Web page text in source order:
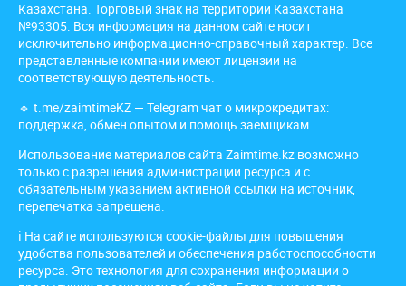
Казахстана. Торговый знак на территории Казахстана
№93305. Вся информация на данном сайте носит
исключительно информационно-справочный характер. Все
представленные компании имеют лицензии на
соответствующую деятельность.
🔹 t.me/zaimtimeKZ — Telegram чат о микрокредитах:
поддержка, обмен опытом и помощь заемщикам.
Использование материалов сайта Zaimtime.kz возможно
только с разрешения администрации ресурса и с
обязательным указанием активной ссылки на источник,
перепечатка запрещена.
ℹ️ На сайте используются cookie-файлы для повышения
удобства пользователей и обеспечения работоспособности
ресурса. Это технология для сохранения информации о